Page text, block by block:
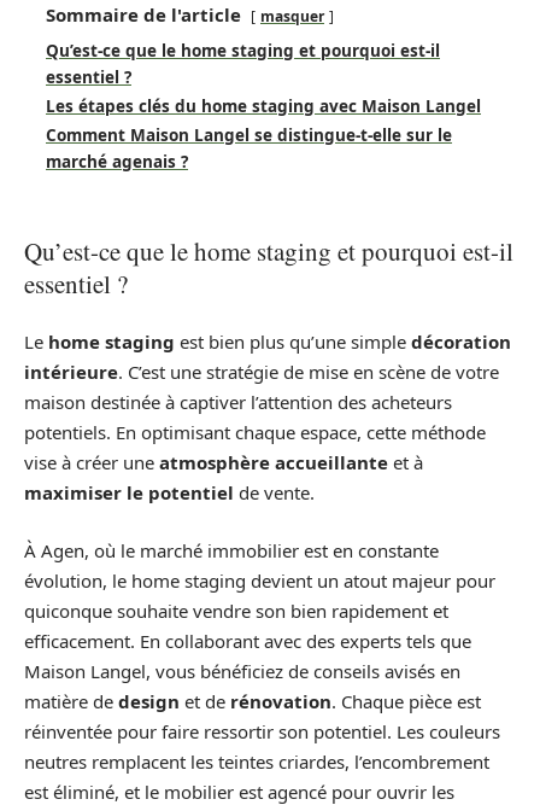
Sommaire de l'article masquer
Qu’est-ce que le home staging et pourquoi est-il
essentiel ?
Les étapes clés du home staging avec Maison Langel
Comment Maison Langel se distingue-t-elle sur le
marché agenais ?
Qu’est-ce que le home staging et pourquoi est-il
essentiel ?
Le home staging est bien plus qu’une simple décoration
intérieure. C’est une stratégie de mise en scène de votre
maison destinée à captiver l’attention des acheteurs
potentiels. En optimisant chaque espace, cette méthode
vise à créer une atmosphère accueillante et à
maximiser le potentiel de vente.
À Agen, où le marché immobilier est en constante
évolution, le home staging devient un atout majeur pour
quiconque souhaite vendre son bien rapidement et
efficacement. En collaborant avec des experts tels que
Maison Langel, vous bénéficiez de conseils avisés en
matière de design et de rénovation. Chaque pièce est
réinventée pour faire ressortir son potentiel. Les couleurs
neutres remplacent les teintes criardes, l’encombrement
est éliminé, et le mobilier est agencé pour ouvrir les